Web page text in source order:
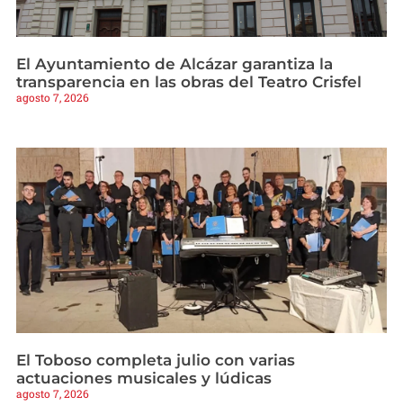
El Ayuntamiento de Alcázar garantiza la
transparencia en las obras del Teatro Crisfel
agosto 7, 2026
El Toboso completa julio con varias
actuaciones musicales y lúdicas
agosto 7, 2026